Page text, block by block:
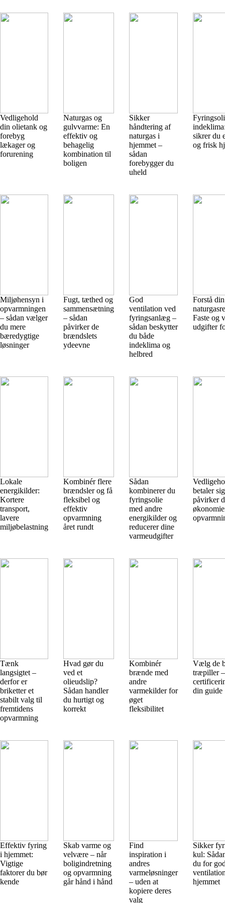
Vedligehold
din olietank og
forebyg
lækager og
forurening
Naturgas og
gulvvarme: En
effektiv og
behagelig
kombination til
boligen
Sikker
håndtering af
naturgas i
hjemmet –
sådan
forebygger du
uheld
sikrer du
og frisk
Miljøhensyn i
opvarmningen
– sådan vælger
du mere
bæredygtige
løsninger
Fugt, tæthed og
sammensætning
– sådan
påvirker de
brændslets
ydeevne
God
ventilation ved
fyringsanlæg –
sådan beskytter
du både
indeklima og
helbred
Forstå din
Faste og
udgifter
Lokale
energikilder:
Kortere
transport,
lavere
miljøbelastning
Kombinér flere
brændsler og få
fleksibel og
effektiv
opvarmning
året rundt
Sådan
kombinerer du
fyringsolie
med andre
energikilder og
reducerer dine
varmeudgifter
betaler
påvirker
Tænk
langsigtet –
derfor er
briketter et
stabilt valg til
fremtidens
opvarmning
Hvad gør du
ved et
olieudslip?
Sådan handler
du hurtigt og
korrekt
Kombinér
brænde med
andre
varmekilder for
øget
fleksibilitet
Vælg de
træpiller
din guide
Effektiv fyring
i hjemmet:
Vigtige
faktorer du bør
kende
Skab varme og
velvære – når
boligindretning
og opvarmning
går hånd i hånd
Find
inspiration i
andres
varmeløsninger
– uden at
kopiere deres
valg
Sikker
kul:
du for
hjemmet